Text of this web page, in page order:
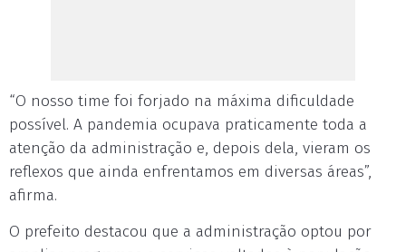
“O nosso time foi forjado na máxima dificuldade
possível. A pandemia ocupava praticamente toda a
atenção da administração e, depois dela, vieram os
reflexos que ainda enfrentamos em diversas áreas”,
afirma.
O prefeito destacou que a administração optou por